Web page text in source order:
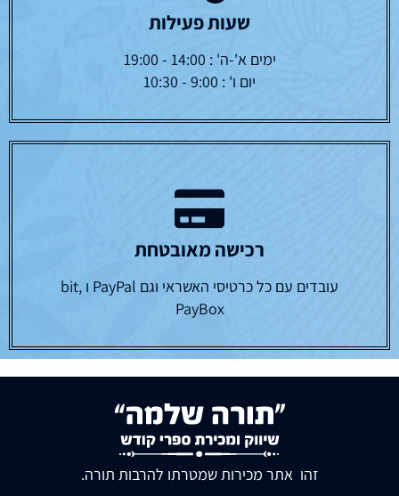
שעות פעילות
ימים א'-ה' : 14:00 - 19:00
יום ו' : 9:00 - 10:30
רכישה מאובטחת
עובדים עם כל כרטיסי האשראי וגם PayPal ו bit,
PayBox
זהו אתר מכירות שמטרתו להרבות תורה.